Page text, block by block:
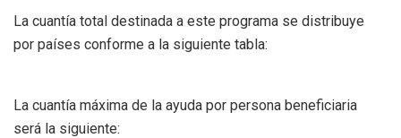
La cuantía total destinada a este programa se distribuye
por países conforme a la siguiente tabla:
La cuantía máxima de la ayuda por persona beneficiaria
será la siguiente: